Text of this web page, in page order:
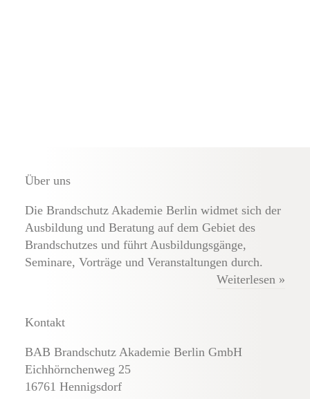
Über uns
Die Brandschutz Akademie Berlin widmet sich der
Ausbildung und Beratung auf dem Gebiet des
Brandschutzes und führt Ausbildungsgänge,
Seminare, Vorträge und Veranstaltungen durch.
Weiterlesen »
Kontakt
BAB Brandschutz Akademie Berlin GmbH
Eichhörnchenweg 25
16761 Hennigsdorf